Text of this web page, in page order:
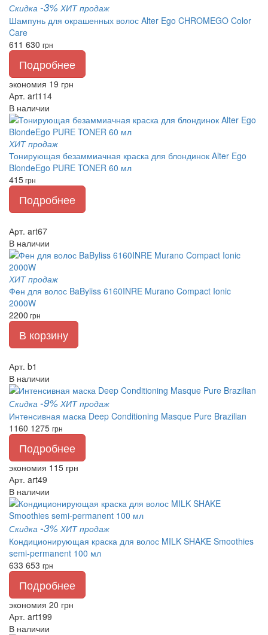
Скидка -3% ХИТ продаж
Шампунь для окрашенных волос Alter Ego CHROMEGO Color
Care
611 630 грн
Подробнее
экономия 19 грн
Арт. art114
В наличии
ХИТ продаж
Тонирующая безаммиачная краска для блондинок Alter Ego
BlondeEgo PURE TONER 60 мл
415грн
Подробнее
Арт. art67
В наличии
ХИТ продаж
Фен для волос BaByliss 6160INRE Murano Compact Ionic
2000W
2200 грн
В корзину
Арт. b1
В наличии
Скидка -9% ХИТ продаж
Интенсивная маска Deep Conditioning Masque Pure Brazilian
1160 1275 грн
Подробнее
экономия 115 грн
Арт. art49
В наличии
Скидка -3% ХИТ продаж
Кондиционирующая краска для волос MILK SHAKE Smoothies
semi-permanent 100 мл
633 653 грн
Подробнее
экономия 20 грн
Арт. art199
В наличии